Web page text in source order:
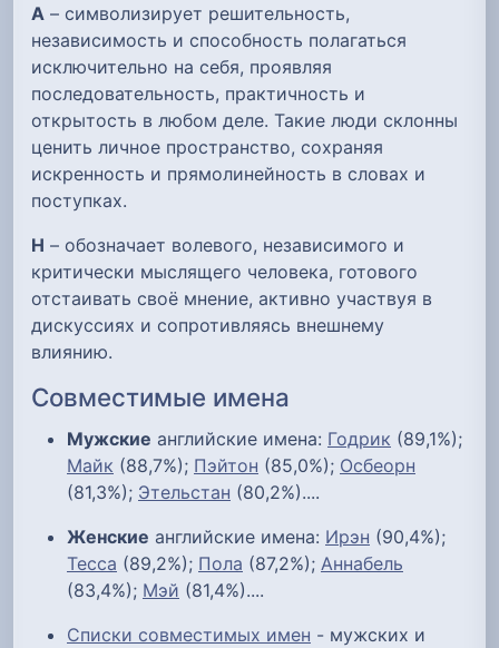
А – символизирует решительность,
независимость и способность полагаться
исключительно на себя, проявляя
последовательность, практичность и
открытость в любом деле. Такие люди склонны
ценить личное пространство, сохраняя
искренность и прямолинейность в словах и
поступках.
Н – обозначает волевого, независимого и
критически мыслящего человека, готового
отстаивать своё мнение, активно участвуя в
дискуссиях и сопротивляясь внешнему
влиянию.
Совместимые имена
Мужские английские имена: Годрик (89,1%);
Майк (88,7%); Пэйтон (85,0%); Осбеорн
(81,3%); Этельстан (80,2%)....
Женские английские имена: Ирэн (90,4%);
Тесса (89,2%); Пола (87,2%); Аннабель
(83,4%); Мэй (81,4%)....
Списки совместимых имен - мужских и